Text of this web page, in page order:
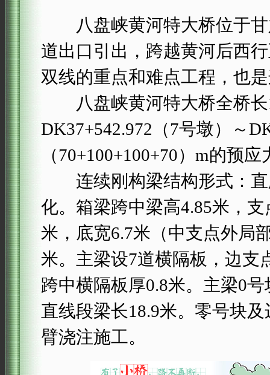
八盘峡黄河特大桥位于甘
道出口引出，跨越黄河后西
双线的重点和难点工程，也
八盘峡黄河特大桥全桥长
DK37+542.972（7号墩）～
（70+100+100+70）m的预
连续刚构梁结构形式：直
化。箱梁跨中梁高4.85米，
米，底宽6.7米（中支点外局
米。主梁设7道横隔板，边支
跨中横隔板厚0.8米。主梁0
直线段梁长18.9米。零号块
臂浇注施工。